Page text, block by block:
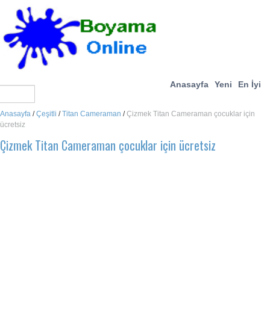
Anasayfa Yeni En İyi
Anasayfa /Çeşitli /Titan Cameraman /Çizmek Titan Cameraman çocuklar için
ücretsiz
Çizmek Titan Cameraman çocuklar için ücretsiz